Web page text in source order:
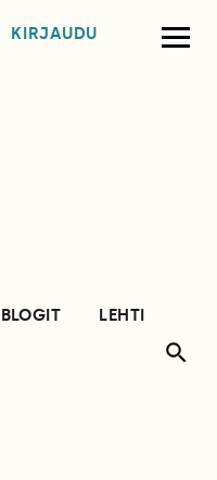
KIRJAUDU
BLOGIT
LEHTI